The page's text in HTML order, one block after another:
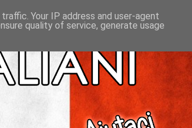
Your IP address and user-agent
quality of service, generate usage